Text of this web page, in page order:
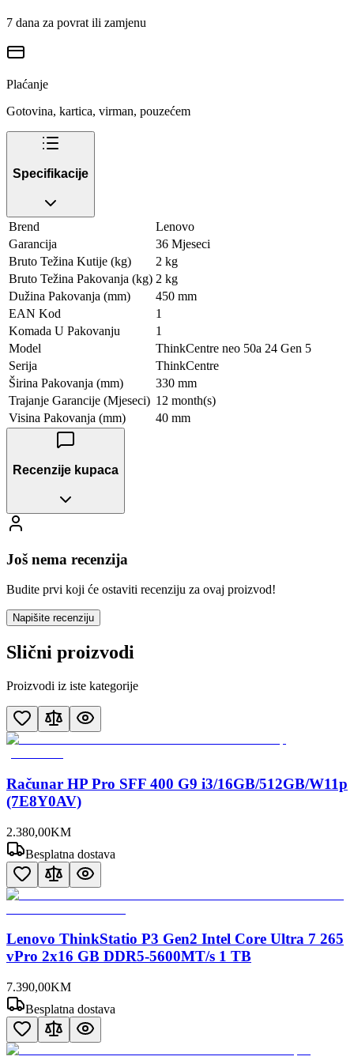
7 dana za povrat ili zamjenu
Plaćanje
Gotovina, kartica, virman, pouzećem
Specifikacije
Brend
Lenovo
Garancija
36 Mjeseci
Bruto Težina Kutije (kg)
2 kg
Bruto Težina Pakovanja (kg) 2 kg
Dužina Pakovanja (mm)
450 mm
EAN Kod
1
Komada U Pakovanju
1
Model
ThinkCentre neo 50a 24 Gen 5
Serija
ThinkCentre
Širina Pakovanja (mm)
330 mm
Trajanje Garancije (Mjeseci) 12 month(s)
Visina Pakovanja (mm)
40 mm
Recenzije kupaca
Još nema recenzija
Budite prvi koji će ostaviti recenziju za ovaj proizvod!
Napišite recenziju
Slični proizvodi
Proizvodi iz iste kategorije
Računar HP Pro SFF 400 G9 i3/16GB/512GB/W11p
(7E8Y0AV)
2.380,00KM
Besplatna dostava
Lenovo ThinkStatio P3 Gen2 Intel Core Ultra 7 265
vPro 2x16 GB DDR5-5600MT/s 1 TB
7.390,00KM
Besplatna dostava